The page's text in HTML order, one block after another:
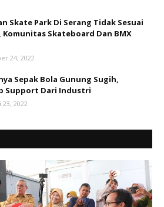
Skate Park Di Serang Tidak Sesuai
Komunitas Skateboard Dan BMX
24, 2022
Sepak Bola Gunung Sugih,
Support Dari Industri
2022